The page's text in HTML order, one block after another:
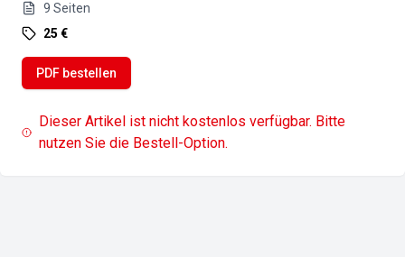
9 Seiten
25 €
PDF bestellen
Dieser Artikel ist nicht kostenlos verfügbar. Bitte
nutzen Sie die Bestell-Option.